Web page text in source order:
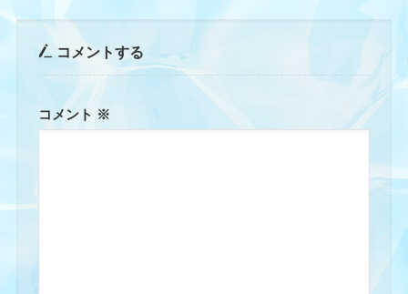
コメントする
コメント ※